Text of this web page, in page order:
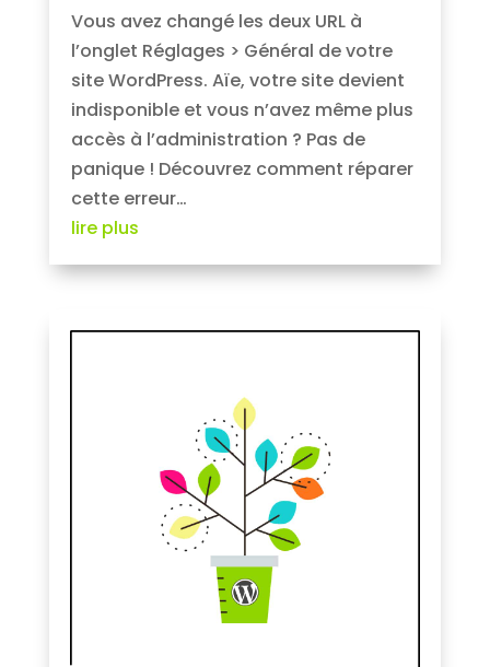
Vous avez changé les deux URL à
l’onglet Réglages > Général de votre
site WordPress. Aïe, votre site devient
indisponible et vous n’avez même plus
accès à l’administration ? Pas de
panique ! Découvrez comment réparer
cette erreur…
lire plus